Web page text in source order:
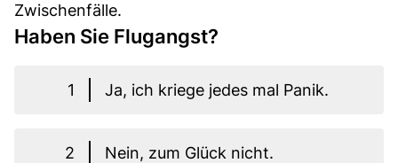
Zwischenfälle.
Haben Sie Flugangst?
1 Ja, ich kriege jedes mal Panik.
2 Nein, zum Glück nicht.